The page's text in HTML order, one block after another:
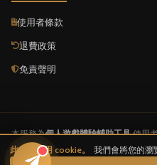
此網站使用 cookie。 我們會將您的瀏
使用者條款
退費政策
免責聲明
本服務為個人遊戲體驗輔助工具,使用
使用責任自負。本服務屬「非以有形
適用 7 天鑑賞期。